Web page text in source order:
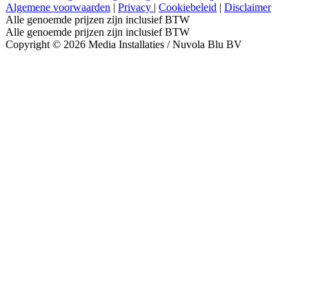
Algemene voorwaarden | Privacy | Cookiebeleid | Disclaimer
Alle genoemde prijzen zijn inclusief BTW
Alle genoemde prijzen zijn inclusief BTW
Copyright © 2026 Media Installaties / Nuvola Blu BV